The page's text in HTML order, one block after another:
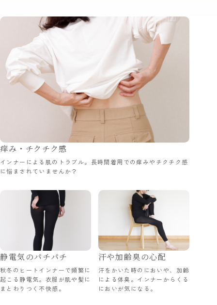
痒み・チクチク感
インナーによる肌のトラブル。長時間着用での痒みやチクチク感
に悩まされていませんか？
静電気のパチパチ
秋冬のヒートインナーで頻繁に
起こる静電気。衣服が肌や髪に
まとわりつく不快感。
汗や加齢臭の心配
汗をかいた時のにおいや、加齢
による体臭。インナーからくる
においが気になる。